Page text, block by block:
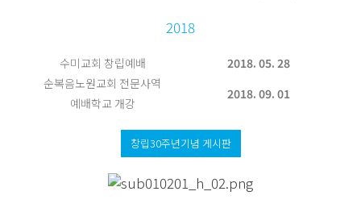
2018
수미교회 창립예배
2018. 05. 28
순복음노원교회 전문사역
예배학교 개강
2018. 09. 01
창립30주년기념 게시판